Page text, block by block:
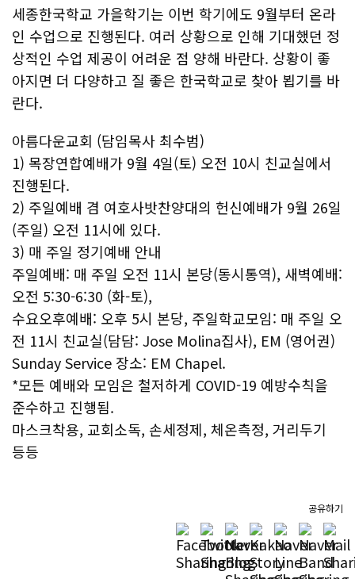
세종한국학교 가을학기는 이번 학기에도 9월부터 온라
인 수업으로 진행된다. 여러 상황으로 인해 기대했던 정
상적인 수업 제공이 어려운 점 양해 바란다. 상황이 좋
아지면 더 다양하고 질 좋은 한국학교로 찾아 뵙기를 바
란다.
아름다운교회 (담임목사 최수범)
1) 목장연합예배가 9월 4일(토) 오전 10시 친교실에서
진행된다.
2) 주일예배 겸 여호사밧찬양대의 헌신예배가 9월 26일
(주일) 오전 11시에 있다.
3) 매 주일 정기예배 안내
주일예배: 매 주일 오전 11시 본당(동시통역), 새벽예배:
오전 5:30-6:30 (화-토),
수요오후예배: 오후 5시 본당, 주일학교모임: 매 주일 오
전 11시 친교실(담담: Jose Molina집사), EM (영어권)
Sunday Service 장소: EM Chapel.
*모든 예배와 모임은 철저하게 COVID-19 예방수칙을
준수하고 진행됨.
마스크착용, 교회소독, 손세정제, 체온측정, 거리두기
등등
공유하기